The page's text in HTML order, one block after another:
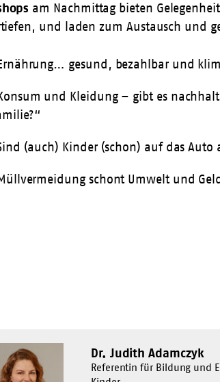
am Nachmittag bieten
und laden zum Austausch und
gesund, bezahlbar und
und Kleidung – gibt es
(auch) Kinder (schon) auf das Auto
schont Umwelt und
Dr. Judith Adamczyk
Referentin für Bildung und